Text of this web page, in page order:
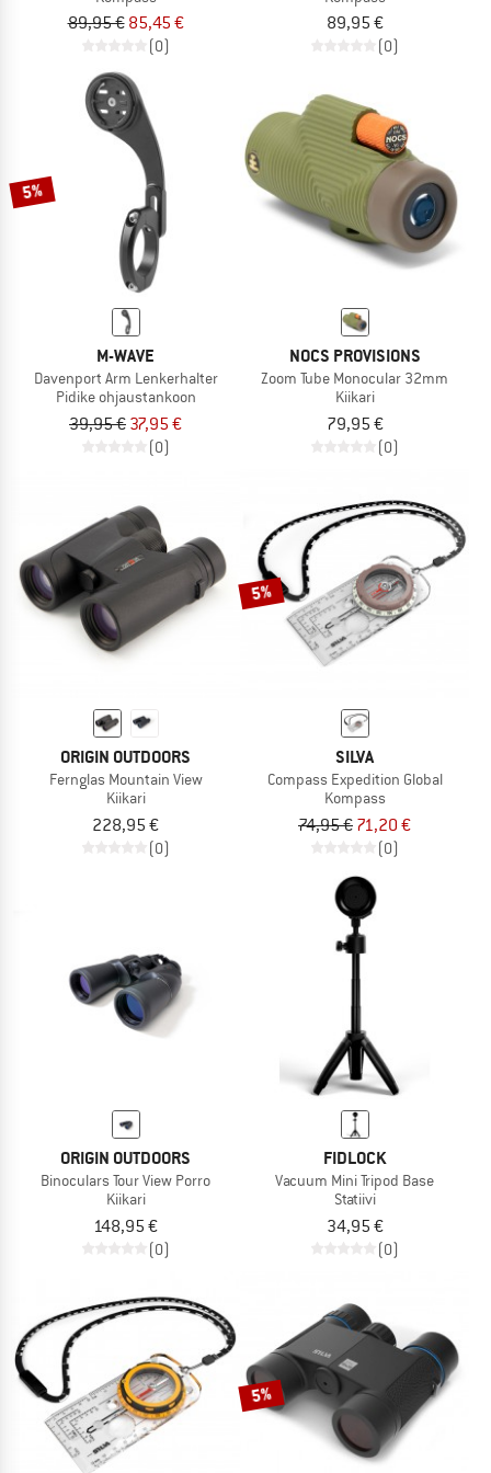
89,95 € 85,45 €
(0)
89,95 €
(0)
5%
M-WAVE
Davenport Arm Lenkerhalter
Pidike ohjaustankoon
39,95 € 37,95 €
(0)
NOCS PROVISIONS
Zoom Tube Monocular 32mm
Kiikari
79,95 €
(0)
ORIGIN OUTDOORS
Fernglas Mountain View
Kiikari
228,95 €
(0)
5%
SILVA
Compass Expedition Global
Kompass
74,95 € 71,20 €
(0)
ORIGIN OUTDOORS
Binoculars Tour View Porro
Kiikari
148,95 €
(0)
FIDLOCK
Vacuum Mini Tripod Base
Statiivi
34,95 €
(0)
5%